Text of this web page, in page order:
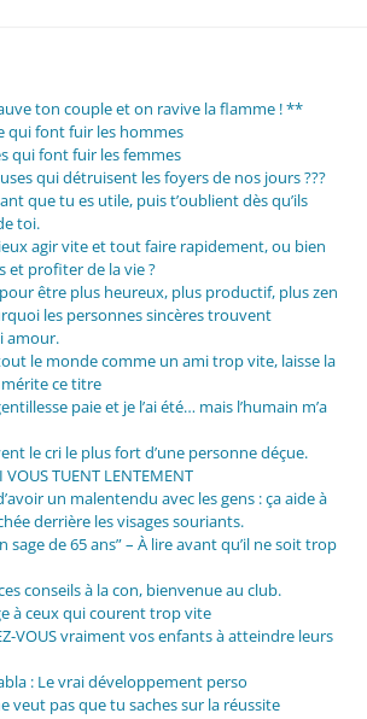
ton couple et on ravive la flamme ! **
qui font fuir les hommes
qui font fuir les femmes
qui détruisent les foyers de nos jours ???
que tu es utile, puis t’oublient dès qu’ils
toi.
agir vite et tout faire rapidement, ou bien
et profiter de la vie ?
être plus heureux, plus productif, plus zen
les personnes sincères trouvent
amour.
le monde comme un ami trop vite, laisse la
ce titre
paie et je l’ai été… mais l’humain m’a
le cri le plus fort d’une personne déçue.
TUENT LENTEMENT
un malentendu avec les gens : ça aide à
derrière les visages souriants.
sage de 65 ans” – À lire avant qu’il ne soit trop
conseils à la con, bienvenue au club.
à ceux qui courent trop vite
VOUS vraiment vos enfants à atteindre leurs
: Le vrai développement perso
veut pas que tu saches sur la réussite